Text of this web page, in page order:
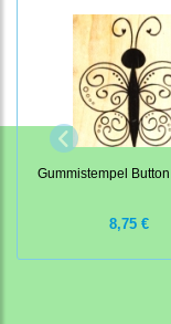
Gummistempel
8,75 €